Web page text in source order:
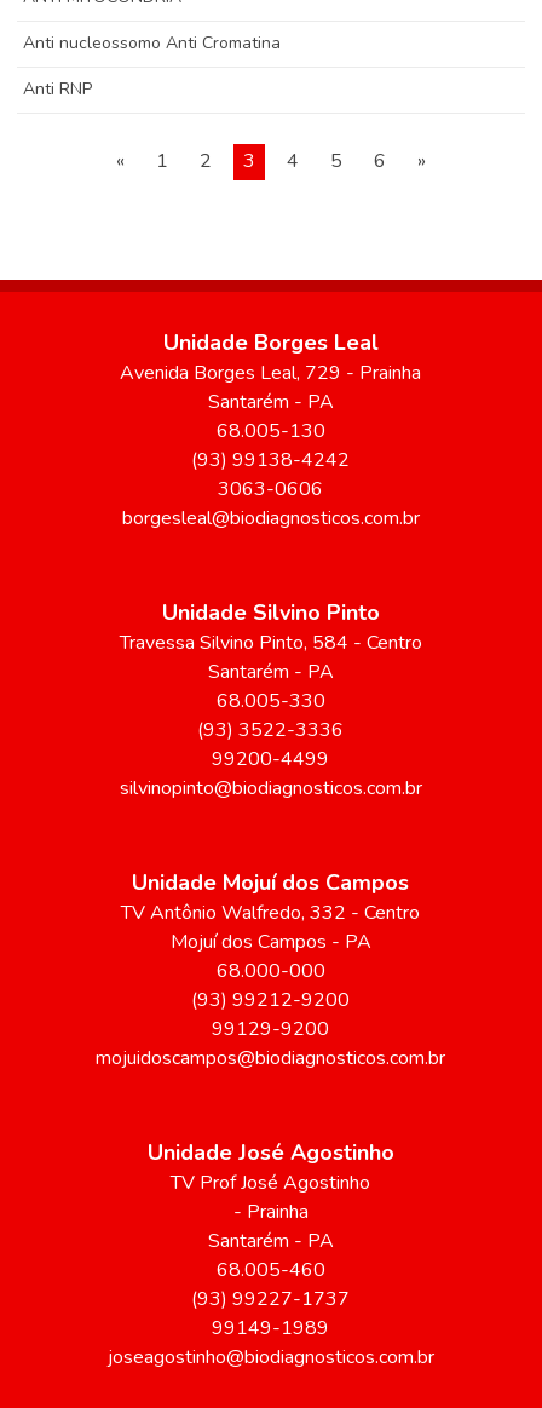
Anti nucleossomo Anti Cromatina
Anti RNP
« 1 2 3 4 5 6 »
Unidade Borges Leal
Avenida Borges Leal, 729 - Prainha
Santarém - PA
68.005-130
(93) 99138-4242
3063-0606
borgesleal@biodiagnosticos.com.br
Unidade Silvino Pinto
Travessa Silvino Pinto, 584 - Centro
Santarém - PA
68.005-330
(93) 3522-3336
99200-4499
silvinopinto@biodiagnosticos.com.br
Unidade Mojuí dos Campos
TV Antônio Walfredo, 332 - Centro
Mojuí dos Campos - PA
68.000-000
(93) 99212-9200
99129-9200
mojuidoscampos@biodiagnosticos.com.br
Unidade José Agostinho
TV Prof José Agostinho
- Prainha
Santarém - PA
68.005-460
(93) 99227-1737
99149-1989
joseagostinho@biodiagnosticos.com.br